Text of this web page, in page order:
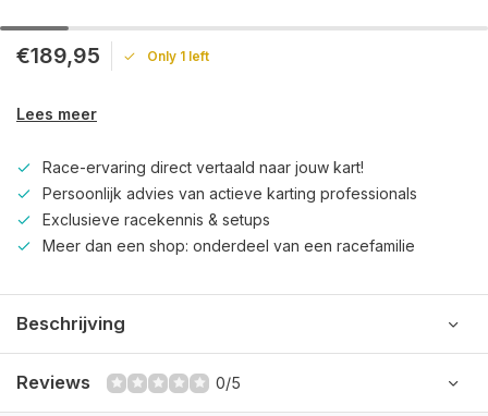
€189,95 Only 1 left
Lees meer
Race-ervaring direct vertaald naar jouw kart!
Persoonlijk advies van actieve karting professionals
Exclusieve racekennis & setups
Meer dan een shop: onderdeel van een racefamilie
Beschrijving
Reviews 0/5